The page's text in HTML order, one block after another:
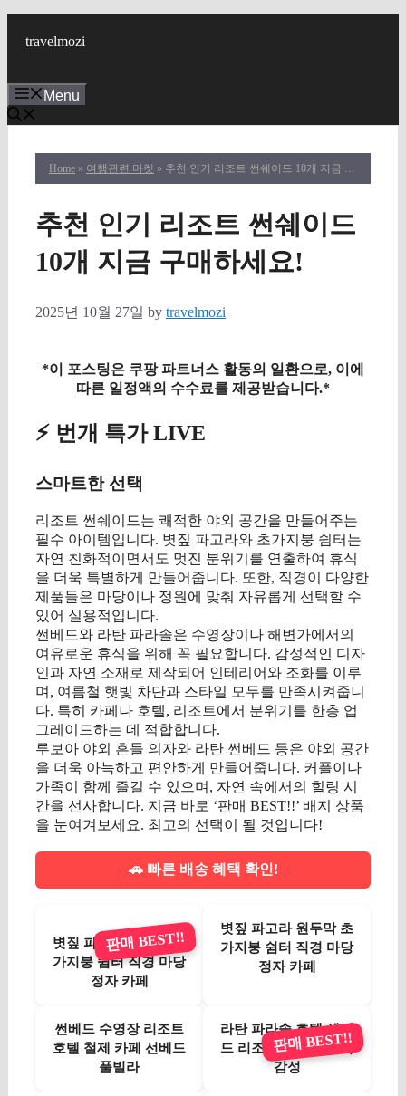
travelmozi
Menu
Home » 여행관련 마켓 » 추천 인기 리조트 썬쉐이드 10개 지금 구매하세요!
추천 인기 리조트 썬쉐이드
10개 지금 구매하세요!
2025년 10월 27일 by travelmozi
*이 포스팅은 쿠팡 파트너스 활동의 일환으로, 이에
따른 일정액의 수수료를 제공받습니다.*
⚡ 번개 특가 LIVE
스마트한 선택
리조트 썬쉐이드는 쾌적한 야외 공간을 만들어주는
필수 아이템입니다. 볏짚 파고라와 초가지붕 쉼터는
자연 친화적이면서도 멋진 분위기를 연출하여 휴식
을 더욱 특별하게 만들어줍니다. 또한, 직경이 다양한
제품들은 마당이나 정원에 맞춰 자유롭게 선택할 수
있어 실용적입니다.
썬베드와 라탄 파라솔은 수영장이나 해변가에서의
여유로운 휴식을 위해 꼭 필요합니다. 감성적인 디자
인과 자연 소재로 제작되어 인테리어와 조화를 이루
며, 여름철 햇빛 차단과 스타일 모두를 만족시켜줍니
다. 특히 카페나 호텔, 리조트에서 분위기를 한층 업
그레이드하는 데 적합합니다.
루보아 야외 흔들 의자와 라탄 썬베드 등은 야외 공간
을 더욱 아늑하고 편안하게 만들어줍니다. 커플이나
가족이 함께 즐길 수 있으며, 자연 속에서의 힐링 시
간을 선사합니다. 지금 바로 ‘판매 BEST!!’ 배지 상품
을 눈여겨보세요. 최고의 선택이 될 것입니다!
🚗 빠른 배송 혜택 확인!
볏짚 파고라 원두막 초
가지붕 쉼터 직경 마당
정자 카페
판매 BEST!!
볏짚 파고라 원두막 초
가지붕 쉼터 직경 마당
정자 카페
썬베드 수영장 리조트
호텔 철제 카페 선베드
풀빌라
라탄 파라솔 호텔 쉐이
드 리조트 수영장 비치
감성
판매 BEST!!